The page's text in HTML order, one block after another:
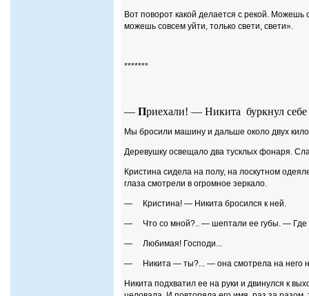
Вот поворот какой делается с рекой.
можешь совсем уйти, только свети, свети».
*******
— Приехали! — Никита буркнул
Мы бросили машину и дальше около двух
Деревушку освещало два тусклых фонаря.
Кристина сидела на полу, на лоскутном
глаза смотрели в огромное зеркало.
— Кристина! — Никита бросился к ней.
— Что со мной?.. — шептали ее губы. — Где
— Любимая! Господи...
— Никита — ты?... — она смотрела на него
Никита подхватил ее на руки и двинулся к